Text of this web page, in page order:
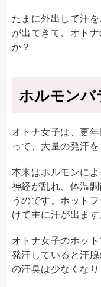
たまに外出して汗
が出てきて、オト
か？
ホルモンバ
オトナ女子は、更
って、大量の発汗
本来はホルモンに
神経が乱れ、体温
うのです。ホット
けて主に汗が出ます
オトナ女子のホッ
発汗していると汗
の汗臭は少なくなり